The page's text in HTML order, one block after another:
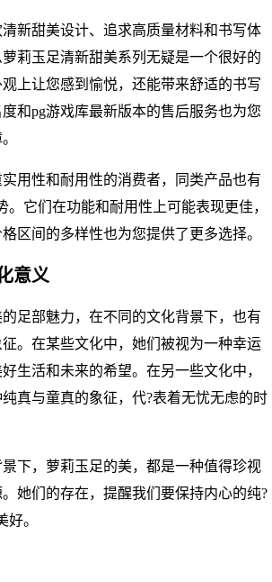
新甜美设计、追求高质量材料和书写体
莉玉足清新甜美系列无疑是一个很好的
上让您感到愉悦，还能带来舒适的书写
和pg游戏库最新版本的售后服务也为您
用性和耐用性的消费者，同类产品也有
。它们在功能和耐用性上可能表现更佳，
区间的多样性也为您提供了更多选择。
意义
足部魅力，在不同的文化背景下，也有
。在某些文化中，她们被视为一种幸运
生活和未来的希望。在另一些文化中，
真与童真的象征，代?表着无忧无虑的时
下，萝莉玉足的美，都是一种值得珍视
她们的存在，提醒我们要保持内心的纯?
好。